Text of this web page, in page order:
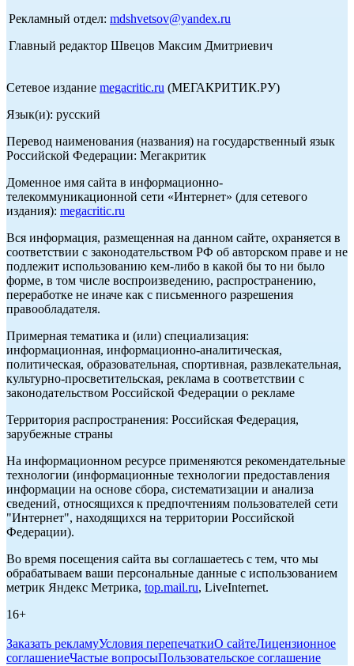
Рекламный отдел: mdshvetsov@yandex.ru
Главный редактор Швецов Максим Дмитриевич
Сетевое издание megacritic.ru (МЕГАКРИТИК.РУ)
Язык(и): русский
Перевод наименования (названия) на государственный язык
Российской Федерации: Мегакритик
Доменное имя сайта в информационно-
телекоммуникационной сети «Интернет» (для сетевого
издания): megacritic.ru
Вся информация, размещенная на данном сайте, охраняется в
соответствии с законодательством РФ об авторском праве и не
подлежит использованию кем-либо в какой бы то ни было
форме, в том числе воспроизведению, распространению,
переработке не иначе как с письменного разрешения
правообладателя.
Примерная тематика и (или) специализация:
информационная, информационно-аналитическая,
политическая, образовательная, спортивная, развлекательная,
культурно-просветительская, реклама в соответствии с
законодательством Российской Федерации о рекламе
Территория распространения: Российская Федерация,
зарубежные страны
На информационном ресурсе применяются рекомендательные
технологии (информационные технологии предоставления
информации на основе сбора, систематизации и анализа
сведений, относящихся к предпочтениям пользователей сети
"Интернет", находящихся на территории Российской
Федерации).
Во время посещения сайта вы соглашаетесь с тем, что мы
обрабатываем ваши персональные данные с использованием
метрик Яндекс Метрика, top.mail.ru, LiveInternet.
16+
Заказать рекламуУсловия перепечаткиО сайтеЛицензионное
соглашениеЧастые вопросыПользовательское соглашение